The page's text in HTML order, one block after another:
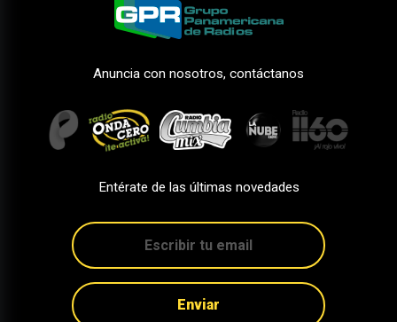
Anuncia con nosotros, contáctanos
Entérate de las últimas novedades
Enviar